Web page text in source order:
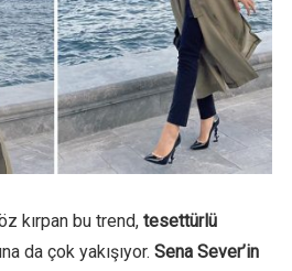
kırpan bu trend, tesettürlü
da çok yakışıyor. Sena Sever’in